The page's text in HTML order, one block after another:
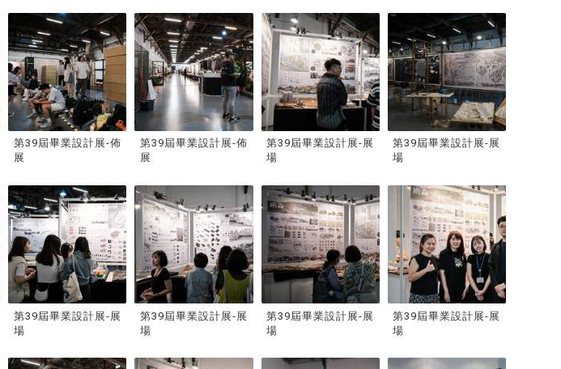
第39屆畢業設計展-佈
展
第39屆畢業設計展-佈
展
第39屆畢業設計展-展
場
第39屆畢業設計展-展
場
第39屆畢業設計展-展
場
第39屆畢業設計展-展
場
第39屆畢業設計展-展
場
第39屆畢業設計展-展
場